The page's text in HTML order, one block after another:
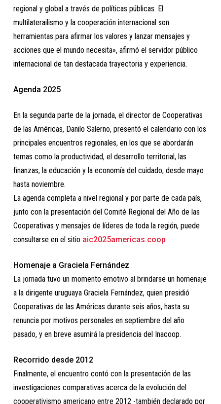
regional y global a través de políticas públicas. El
multilaterailismo y la cooperación internacional son
herramientas para afirmar los valores y lanzar mensajes y
acciones que el mundo necesita», afirmó el servidor público
internacional de tan destacada trayectoria y experiencia.
Agenda 2025
En la segunda parte de la jornada, el director de Cooperativas
de las Américas, Danilo Salerno, presentó el calendario con los
principales encuentros regionales, en los que se abordarán
temas como la productividad, el desarrollo territorial, las
finanzas, la educación y la economía del cuidado, desde mayo
hasta noviembre.
La agenda completa a nivel regional y por parte de cada país,
junto con la presentación del Comité Regional del Año de las
Cooperativas y mensajes de líderes de toda la región, puede
consultarse en el sitio aic2025americas.coop
Homenaje a Graciela Fernández
La jornada tuvo un momento emotivo al brindarse un homenaje
a la dirigente uruguaya Graciela Fernández, quien presidió
Cooperativas de las Américas durante seis años, hasta su
renuncia por motivos personales en septiembre del año
pasado, y en breve asumirá la presidencia del Inacoop.
Recorrido desde 2012
Finalmente, el encuentro contó con la presentación de las
investigaciones comparativas acerca de la evolución del
cooperativismo americano entre 2012 -también declarado por